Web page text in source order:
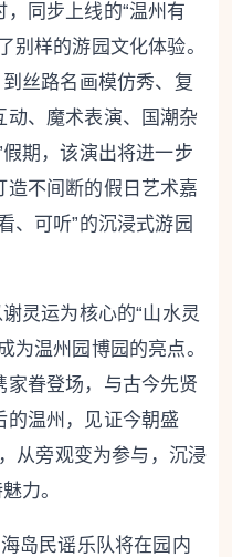
同步上线的“温州有
别样的游园文化体验。
丝路名画模仿秀、复
动、魔术表演、国潮杂
期，该演出将进一步
不间断的假日艺术嘉
、可听”的沉浸式游园
灵运为核心的“山水灵
温州园博园的亮点。
家眷登场，与古今先贤
的温州，见证今朝盛
从旁观变为参与，沉浸
力。
岛民谣乐队将在园内